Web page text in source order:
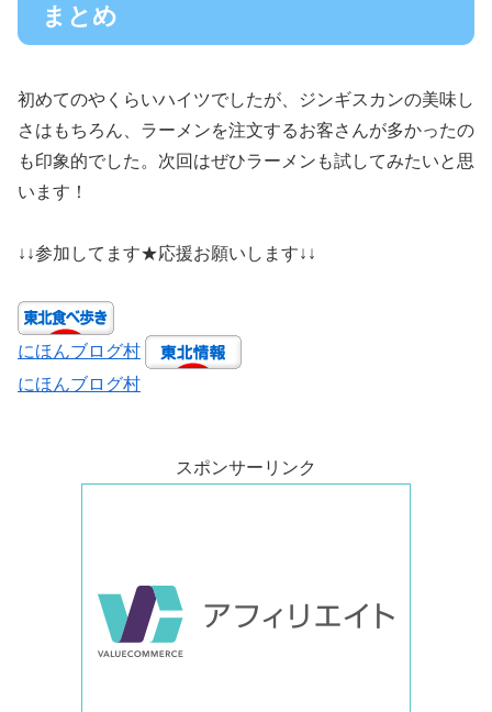
まとめ
初めてのやくらいハイツでしたが、ジンギスカンの美味し
さはもちろん、ラーメンを注文するお客さんが多かったの
も印象的でした。次回はぜひラーメンも試してみたいと思
います！
↓↓参加してます★応援お願いします↓↓
にほんブログ村
にほんブログ村
スポンサーリンク